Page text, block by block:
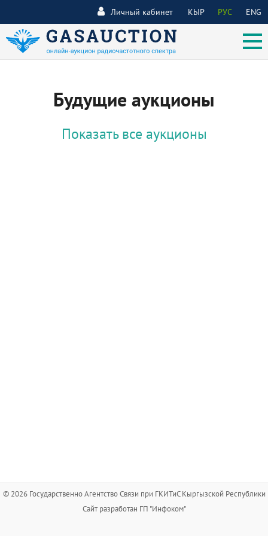
КЫР РУС ENG
Личный кабинет
Будущие аукционы
Показать все аукционы
© 2026 Государственно Агентство Связи при ГКИТиС Кыргызской Республики
Сайт разработан ГП "Инфоком"